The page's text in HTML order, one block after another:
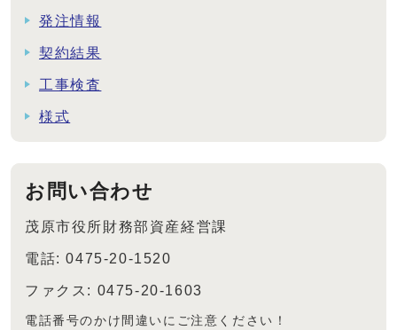
発注情報
契約結果
工事検査
様式
お問い合わせ
茂原市役所財務部資産経営課
電話: 0475-20-1520
ファクス: 0475-20-1603
電話番号のかけ間違いにご注意ください！